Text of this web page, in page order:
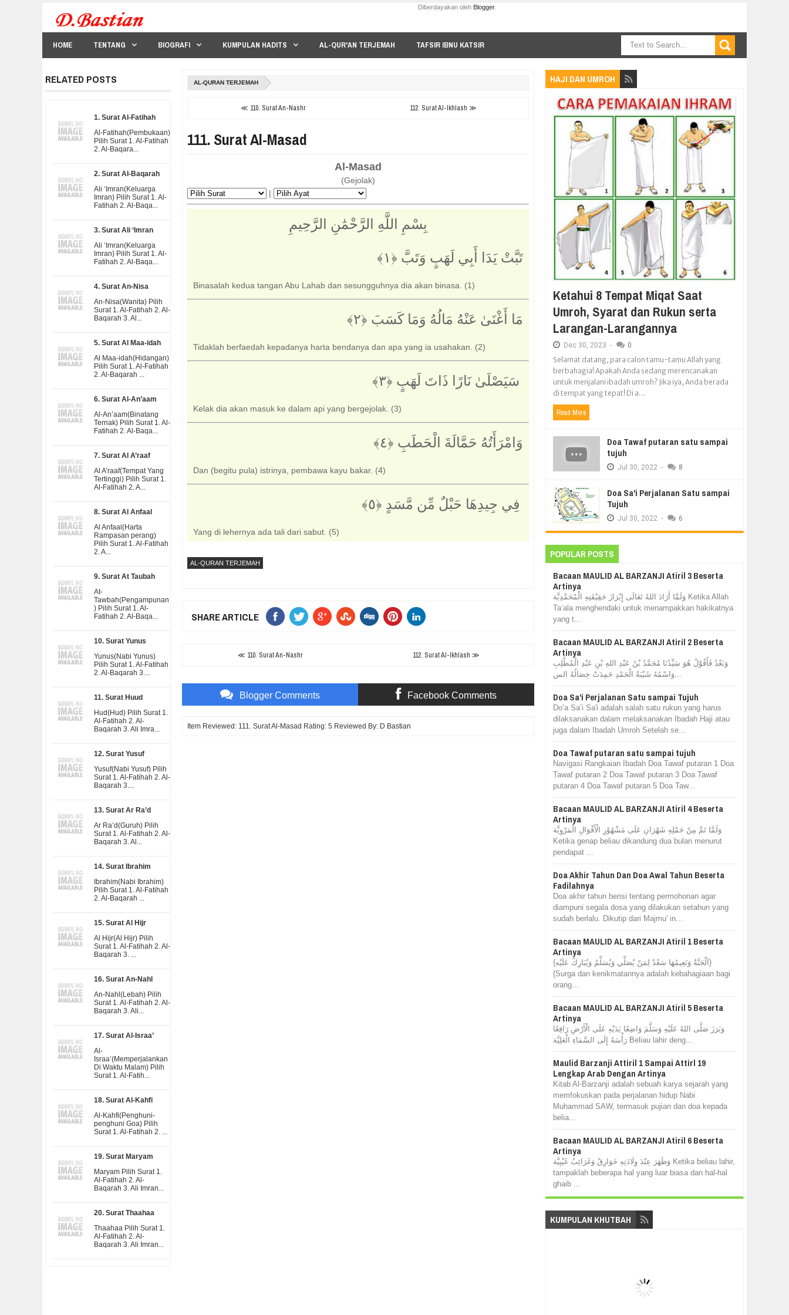
Diberdayakan oleh Blogger.
HOME TENTANG BIOGRAFI KUMPULAN HADITS AL-QUR'AN TERJEMAH TAFSIR IBNU KATSIR
AL-QURAN TERJEMAH
≪ 110. Surat An-Nashr 112. Surat Al-Ikhlash ≫
111. Surat Al-Masad
Al-Masad
(Gejolak)
|
بِسْمِ اللَّهِ الرَّحْمَٰنِ الرَّحِيمِ
تَبَّتْ يَدَا أَبِي لَهَبٍ وَتَبَّ ‎﴿١﴾‏
Binasalah kedua tangan Abu Lahab dan sesungguhnya dia akan binasa. (1)
مَا أَغْنَىٰ عَنْهُ مَالُهُ وَمَا كَسَبَ ‎﴿٢﴾
Tidaklah berfaedah kepadanya harta bendanya dan apa yang ia usahakan. (2)
‏ سَيَصْلَىٰ نَارًا ذَاتَ لَهَبٍ ‎﴿٣﴾‏
Kelak dia akan masuk ke dalam api yang bergejolak. (3)
وَامْرَأَتُهُ حَمَّالَةَ الْحَطَبِ ‎﴿٤﴾
Dan (begitu pula) istrinya, pembawa kayu bakar. (4)
‏ فِي جِيدِهَا حَبْلٌ مِّن مَّسَدٍ ‎﴿٥﴾‏
Yang di lehernya ada tali dari sabut. (5)
AL-QURAN TERJEMAH
SHARE ARTICLE
≪ 110. Surat An-Nashr 112. Surat Al-Ikhlash ≫
Blogger Comments Facebook Comments
Item Reviewed: 111. Surat Al-Masad Rating:5 Reviewed By: D Bastian
RELATED POSTS
1. Surat Al-Fatihah
Al-Fatihah(Pembukaan)
Pilih Surat 1. Al-Fatihah
2. Al-Baqara...
2. Surat Al-Baqarah
Ali ‘Imran(Keluarga
Imran) Pilih Surat 1. Al-
Fatihah 2. Al-Baqa...
3. Surat Ali ‘Imran
Ali ‘Imran(Keluarga
Imran) Pilih Surat 1. Al-
Fatihah 2. Al-Baqa...
4. Surat An-Nisa
An-Nisa(Wanita) Pilih
Surat 1. Al-Fatihah 2. Al-
Baqarah 3. Al...
5. Surat Al Maa-idah
Al Maa-idah(Hidangan)
Pilih Surat 1. Al-Fatihah
2. Al-Baqarah ...
6. Surat Al-An’aam
Al-An’aam(Binatang
Ternak) Pilih Surat 1. Al-
Fatihah 2. Al-Baqa...
7. Surat Al A’raaf
Al A’raaf(Tempat Yang
Tertinggi) Pilih Surat 1.
Al-Fatihah 2. A...
8. Surat Al Anfaal
Al Anfaal(Harta
Rampasan perang)
Pilih Surat 1. Al-Fatihah
2. A...
9. Surat At Taubah
At-
Tawbah(Pengampunan
) Pilih Surat 1. Al-
Fatihah 2. Al-Baqa...
10. Surat Yunus
Yunus(Nabi Yunus)
Pilih Surat 1. Al-Fatihah
2. Al-Baqarah 3....
11. Surat Huud
Hud(Hud) Pilih Surat 1.
Al-Fatihah 2. Al-
Baqarah 3. Ali Imra...
12. Surat Yusuf
Yusuf(Nabi Yusuf) Pilih
Surat 1. Al-Fatihah 2. Al-
Baqarah 3....
13. Surat Ar Ra’d
Ar Ra’d(Guruh) Pilih
Surat 1. Al-Fatihah 2. Al-
Baqarah 3. Al...
14. Surat Ibrahim
Ibrahim(Nabi Ibrahim)
Pilih Surat 1. Al-Fatihah
2. Al-Baqarah ...
15. Surat Al Hijr
Al Hijr(Al Hijr) Pilih
Surat 1. Al-Fatihah 2. Al-
Baqarah 3. ...
16. Surat An-Nahl
An-Nahl(Lebah) Pilih
Surat 1. Al-Fatihah 2. Al-
Baqarah 3. Ali...
17. Surat Al-Israa’
Al-
Israa’(Memperjalankan
Di Waktu Malam) Pilih
Surat 1. Al-Fatih...
18. Surat Al-Kahfi
Al-Kahfi(Penghuni-
penghuni Goa) Pilih
Surat 1. Al-Fatihah 2. ...
19. Surat Maryam
Maryam Pilih Surat 1.
Al-Fatihah 2. Al-
Baqarah 3. Ali Imran...
20. Surat Thaahaa
Thaahaa Pilih Surat 1.
Al-Fatihah 2. Al-
Baqarah 3. Ali Imran...
HAJI DAN UMROH
Ketahui 8 Tempat Miqat Saat
Umroh, Syarat dan Rukun serta
Larangan-Larangannya
Dec 30, 2023 - 0
Selamat datang, para calon tamu-tamu Allah yang
berbahagia! Apakah Anda sedang merencanakan
untuk menjalani ibadah umroh? Jika iya, Anda berada
di tempat yang tepat! Di a...
Read More
Doa Tawaf putaran satu sampai
tujuh
Jul 30, 2022 - 8
Doa Sa'i Perjalanan Satu sampai
Tujuh
Jul 30, 2022 - 6
POPULAR POSTS
Bacaan MAULID AL BARZANJI Atiril 3 Beserta
Artinya
وَلَمَّا أَرَادَ اللهُ تَعَالَى إِبْرَازَ حَقِيْقَتِهِ الْمُحَمَّدِيَّة Ketika Allah
Ta‘ala menghendaki untuk menampakkan hakikatnya
yang t...
Bacaan MAULID AL BARZANJI Atiril 2 Beserta
Artinya
وَبَعْدُ فَأَقُوْلُ هُوَ سَيِّدُنَا مُحَمَّدُ بْنُ عَبْدِ اللهِ بْنِ عَبْدِ الْمُطَّلِبِ
وَاسْمُهُ شَيْبَةُ الْحَمْدِ حَمِدَتْ خِصَالُهُ الس...
Doa Sa'i Perjalanan Satu sampai Tujuh
Do’a Sa’i Sa'i adalah salah satu rukun yang harus
dilaksanakan dalam melaksanakan Ibadah Haji atau
juga dalam Ibadah Umroh Setelah se...
Doa Tawaf putaran satu sampai tujuh
Navigasi Rangkaian Ibadah Doa Tawaf putaran 1 Doa
Tawaf putaran 2 Doa Tawaf putaran 3 Doa Tawaf
putaran 4 Doa Tawaf putaran 5 Doa Taw...
Bacaan MAULID AL BARZANJI Atiril 4 Beserta
Artinya
وَلَمَّا تَمَّ مِنْ حَمْلِهِ شَهْرَانِ عَلَى مَشْهُوْرِ الْأَقْوَالِ الْمَرْوِيَّة
Ketika genap beliau dikandung dua bulan menurut
pendapat ...
Doa Akhir Tahun Dan Doa Awal Tahun Beserta
Fadilahnya
Doa akhir tahun berisi tentang permohonan agar
diampuni segala dosa yang dilakukan setahun yang
sudah berlalu. Dikutip dari Majmu' in...
Bacaan MAULID AL BARZANJI Atiril 1 Beserta
Artinya
{اَلْجَنَّةُ وَنَعِيمُهَا سَعْدٌ لِمَنْ يُصَلِّي وَيُسَلِّمُ وَيُبَارِكُ عَلَيْه}
{Surga dan kenikmatannya adalah kebahagiaan bagi
orang...
Bacaan MAULID AL BARZANJI Atiril 5 Beserta
Artinya
وَبَرَزَ صَلَّى اللهُ عَلَيْهِ وَسَلَّمَ وَاضِعًا يَدَيْهِ عَلَى الْأَرْضِ رَافِعًا
رَأْسَهُ إِلَى السَّمَاءِ الْعَلِيَّة Beliau lahir deng...
Maulid Barzanji Attiril 1 Sampai Attirl 19
Lengkap Arab Dengan Artinya
Kitab Al-Barzanji adalah sebuah karya sejarah yang
memfokuskan pada perjalanan hidup Nabi
Muhammad SAW, termasuk pujian dan doa kepada
belia...
Bacaan MAULID AL BARZANJI Atiril 6 Beserta
Artinya
وَظَهَرَ عِنْدَ وِلَادَتِهِ خَوَارِقُ وَغَرَائِبُ غَيْبِيَّة Ketika beliau lahir,
tampaklah beberapa hal yang luar biasa dan hal-hal
ghaib ...
KUMPULAN KHUTBAH